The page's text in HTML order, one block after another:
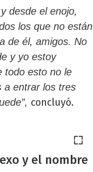
desde el enojo,
los que no están
de él, amigos. No
y yo estoy
todo esto no le
a entrar los tres
concluyó.
y el nombre